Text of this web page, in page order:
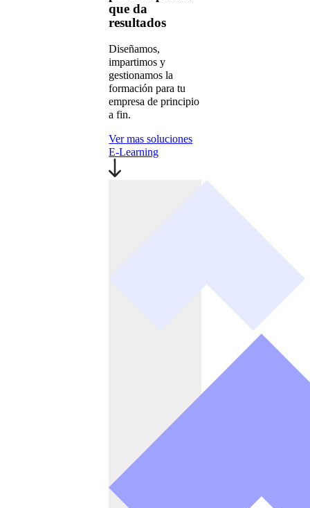
que da
resultados
Diseñamos,
impartimos y
gestionamos la
formación para tu
empresa de principio
a fin.
Ver mas soluciones
E-Learning